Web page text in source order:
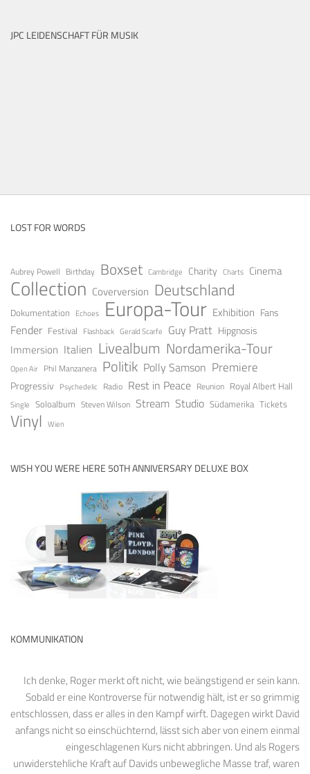
JPC LEIDENSCHAFT FÜR MUSIK
LOST FOR WORDS
Aubrey Powell Birthday Boxset Cambridge Charity Charts Cinema
Collection Coverversion Deutschland
Dokumentation Echoes Europa-Tour Exhibition Fans
Fender Festival Flashback Gerald Scarfe Guy Pratt Hipgnosis
Immersion Italien Livealbum Nordamerika-Tour
Open Air Phil Manzanera Politik Polly Samson Premiere
Progressiv Psychedelic Radio Rest in Peace Reunion Royal Albert Hall
Single Soloalbum Steven Wilson Stream Studio Südamerika Tickets
Vinyl Wien
WISH YOU WERE HERE 50TH ANNIVERSARY DELUXE BOX
KOMMUNIKATION
Ich denke, Roger merkt oft nicht, wie beängstigend er sein kann.
Sobald er eine Kontroverse für notwendig hält, ist er so grimmig
entschlossen, dass er alles in den Kampf wirft. Dagegen wirkt David
anfangs nicht so einschüchternd, lässt sich aber von einem einmal
eingeschlagenen Kurs nicht abbringen. Und als Rogers
unwiderstehliche Kraft auf Davids unbewegliche Masse traf, waren